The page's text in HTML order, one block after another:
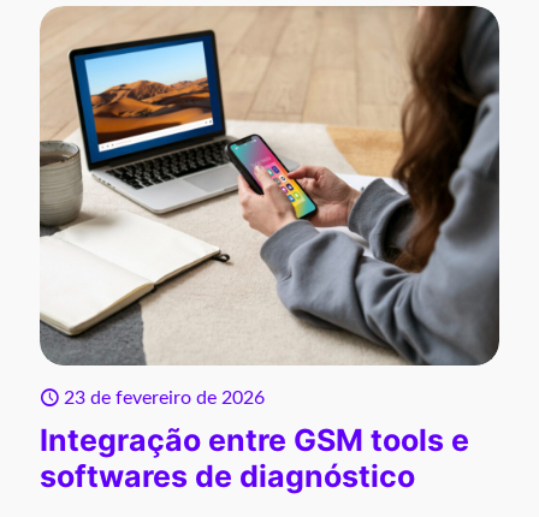
23 de fevereiro de 2026
Integração entre GSM tools e
softwares de diagnóstico